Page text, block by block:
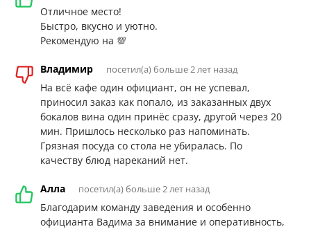
Отличное место!
Быстро, вкусно и уютно.
Рекомендую на 💯
Владимир посетил(а) больше 2 лет назад
На всё кафе один официант, он не успевал,
приносил заказ как попало, из заказанных двух
бокалов вина один принёс сразу, другой через 20
мин. Пришлось несколько раз напоминать.
Грязная посуда со стола не убиралась. По
качеству блюд нареканий нет.
Алла посетил(а) больше 2 лет назад
Благодарим команду заведения и особенно
официанта Вадима за внимание и оперативность,